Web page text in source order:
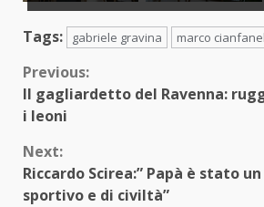
Tags: gabriele gravina marco
Continue
Reading
Previous:
Il gagliardetto del Ravenna:
i leoni
Next:
Riccardo Scirea:” Papà è stato
sportivo e di civiltà”